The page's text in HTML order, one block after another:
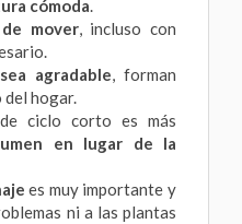
cómoda.
mover, incluso con
agradable, forman
hogar.
ciclo corto es más
en lugar de la
es muy importante y
ni a las plantas